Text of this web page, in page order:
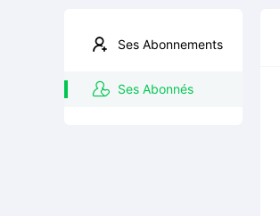
Ses Abonnements
Ses Abonnés